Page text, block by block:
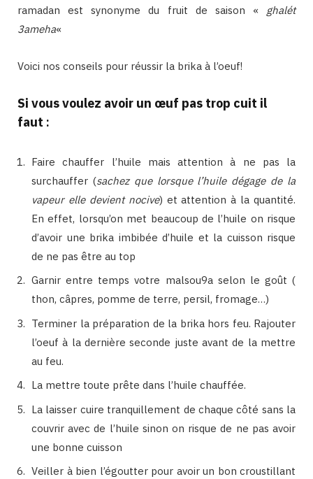
ramadan est synonyme du fruit de saison « ghalét
3ameha«
Voici nos conseils pour réussir la brika à l’oeuf!
Si vous voulez avoir un œuf pas trop cuit il
faut :
Faire chauffer l’huile mais attention à ne pas la
surchauffer (sachez que lorsque l’huile dégage de la
vapeur elle devient nocive) et attention à la quantité.
En effet, lorsqu’on met beaucoup de l’huile on risque
d’avoir une brika imbibée d’huile et la cuisson risque
de ne pas être au top
Garnir entre temps votre malsou9a selon le goût (
thon, câpres, pomme de terre, persil, fromage…)
Terminer la préparation de la brika hors feu. Rajouter
l’oeuf à la dernière seconde juste avant de la mettre
au feu.
La mettre toute prête dans l’huile chauffée.
La laisser cuire tranquillement de chaque côté sans la
couvrir avec de l’huile sinon on risque de ne pas avoir
une bonne cuisson
Veiller à bien l’égoutter pour avoir un bon croustillant